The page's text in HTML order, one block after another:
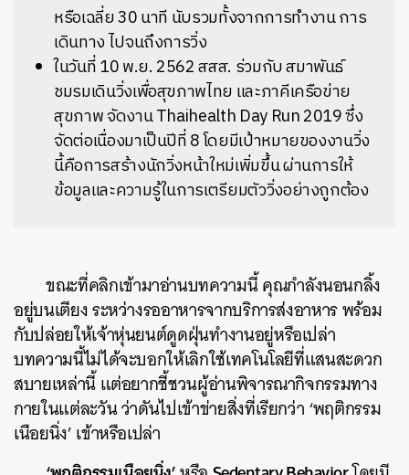
หรือเฉลี่ย 30 นาที นับรวมทั้งจากการทำงาน การ
เดินทาง ไปจนถึงการวิ่ง
ในวันที่ 10 พ.ย. 2562 สสส. ร่วมกับ สมาพันธ์
ชมรมเดินวิ่งเพื่อสุขภาพไทย และภาคีเครือข่าย
สุขภาพ จัดงาน Thaihealth Day Run 2019 ซึ่ง
จัดต่อเนื่องมาเป็นปีที่ 8 โดยมีเป้าหมายของงานวิ่ง
นี้คือการสร้างนักวิ่งหน้าใหม่เพิ่มขึ้น ผ่านการให้
ข้อมูลและความรู้ในการเตรียมตัววิ่งอย่างถูกต้อง
ขณะที่คลิกเข้ามาอ่านบทความนี้ คุณกำลังนอนกลิ้ง
อยู่บนเตียง ระหว่างรออาหารจากบริการส่งอาหาร พร้อม
กับปล่อยให้เจ้าหุ่นยนต์ดูดฝุ่นทำงานอยู่หรือเปล่า
บทความนี้ไม่ได้จะบอกให้เลิกใช้เทคโนโลยีที่แสนสะดวก
สบายเหล่านี้ แต่อยากชี้ชวนผู้อ่านพิจารณากิจกรรมทาง
กายในแต่ละวัน ว่าดันไปเข้าข่ายสิ่งที่เรียกว่า ‘พฤติกรรม
เนือยนิ่ง’ เข้าหรือเปล่า